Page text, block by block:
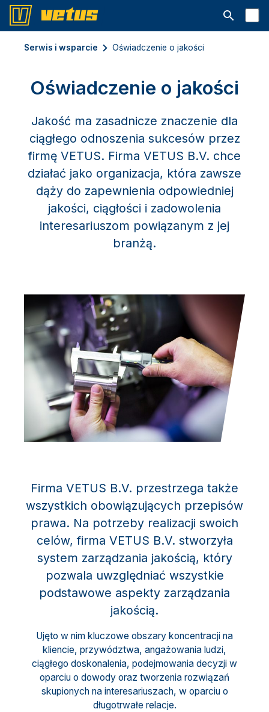
Otwórz
Serwis i wsparcie Oświadczenie o jakości
Oświadczenie o jakości
Jakość ma zasadnicze znaczenie dla
ciągłego odnoszenia sukcesów przez
firmę VETUS. Firma VETUS B.V. chce
działać jako organizacja, która zawsze
dąży do zapewnienia odpowiedniej
jakości, ciągłości i zadowolenia
interesariuszom powiązanym z jej
branżą.
Firma VETUS B.V. przestrzega także
wszystkich obowiązujących przepisów
prawa. Na potrzeby realizacji swoich
celów, firma VETUS B.V. stworzyła
system zarządzania jakością, który
pozwala uwzględniać wszystkie
podstawowe aspekty zarządzania
jakością.
Ujęto w nim kluczowe obszary koncentracji na
kliencie, przywództwa, angażowania ludzi,
ciągłego doskonalenia, podejmowania decyzji w
oparciu o dowody oraz tworzenia rozwiązań
skupionych na interesariuszach, w oparciu o
długotrwałe relacje.